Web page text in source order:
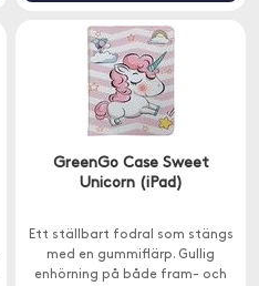
GreenGo Case Sweet
Unicorn (iPad)
Ett ställbart fodral som stängs
med en gummiflärp. Gullig
enhörning på både fram- och